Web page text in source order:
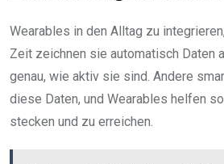
Wearables in den Alltag zu
Zeit zeichnen sie automatisch Daten
genau, wie aktiv sie sind. Andere
diese Daten, und Wearables helfen
stecken und zu erreichen.